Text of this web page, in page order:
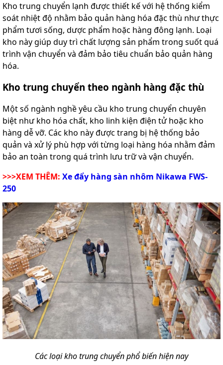
Kho trung chuyển lạnh được thiết kế với hệ thống kiểm
soát nhiệt độ nhằm bảo quản hàng hóa đặc thù như thực
phẩm tươi sống, dược phẩm hoặc hàng đông lạnh. Loại
kho này giúp duy trì chất lượng sản phẩm trong suốt quá
trình vận chuyển và đảm bảo tiêu chuẩn bảo quản hàng
hóa.
Kho trung chuyển theo ngành hàng đặc thù
Một số ngành nghề yêu cầu kho trung chuyển chuyên
biệt như kho hóa chất, kho linh kiện điện tử hoặc kho
hàng dễ vỡ. Các kho này được trang bị hệ thống bảo
quản và xử lý phù hợp với từng loại hàng hóa nhằm đảm
bảo an toàn trong quá trình lưu trữ và vận chuyển.
>>>XEM THÊM: Xe đẩy hàng sàn nhôm Nikawa FWS-
250
Các loại kho trung chuyển phổ biến hiện nay